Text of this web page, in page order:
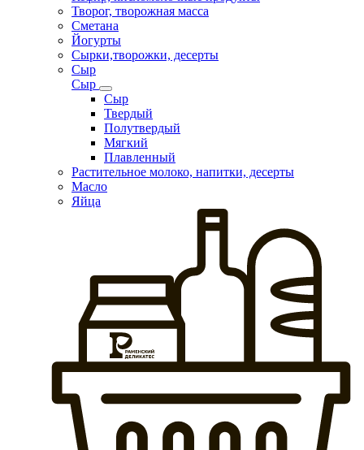
Творог, творожная масса
Сметана
Йогурты
Сырки,творожки, десерты
Сыр
Сыр
Сыр
Твердый
Полутвердый
Мягкий
Плавленный
Растительное молоко, напитки, десерты
Масло
Яйца